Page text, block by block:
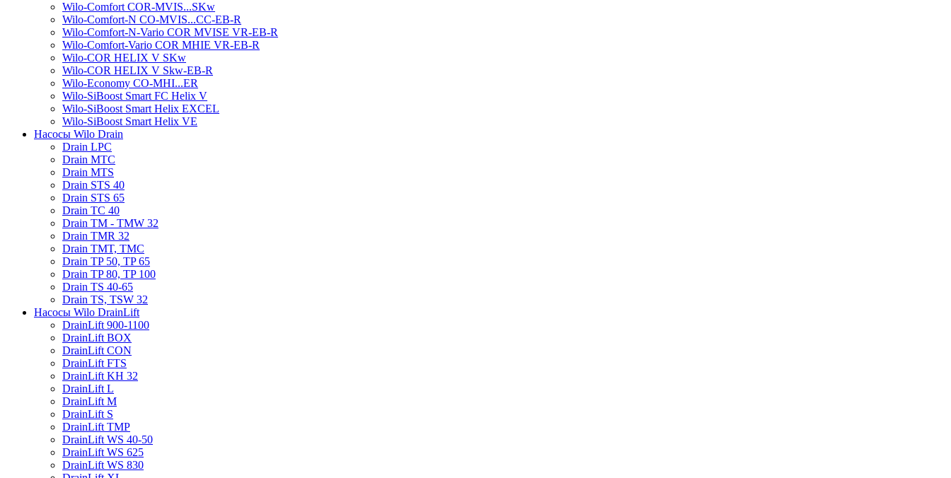
Wilo-Comfort COR-MVIS...SKw
Wilo-Comfort-N CO-MVIS...CC-EB-R
Wilo-Comfort-N-Vario COR MVISE VR-EB-R
Wilo-Comfort-Vario COR MHIE VR-EB-R
Wilo-COR HELIX V SKw
Wilo-COR HELIX V Skw-EB-R
Wilo-Economy CO-MHI...ER
Wilo-SiBoost Smart FC Helix V
Wilo-SiBoost Smart Helix EXCEL
Wilo-SiBoost Smart Helix VE
Насосы Wilo Drain
Drain LPC
Drain MTC
Drain MTS
Drain STS 40
Drain STS 65
Drain TC 40
Drain TM - TMW 32
Drain TMR 32
Drain TMT, TMC
Drain TP 50, TP 65
Drain TP 80, TP 100
Drain TS 40-65
Drain TS, TSW 32
Насосы Wilo DrainLift
DrainLift 900-1100
DrainLift BOX
DrainLift CON
DrainLift FTS
DrainLift KH 32
DrainLift L
DrainLift M
DrainLift S
DrainLift TMP
DrainLift WS 40-50
DrainLift WS 625
DrainLift WS 830